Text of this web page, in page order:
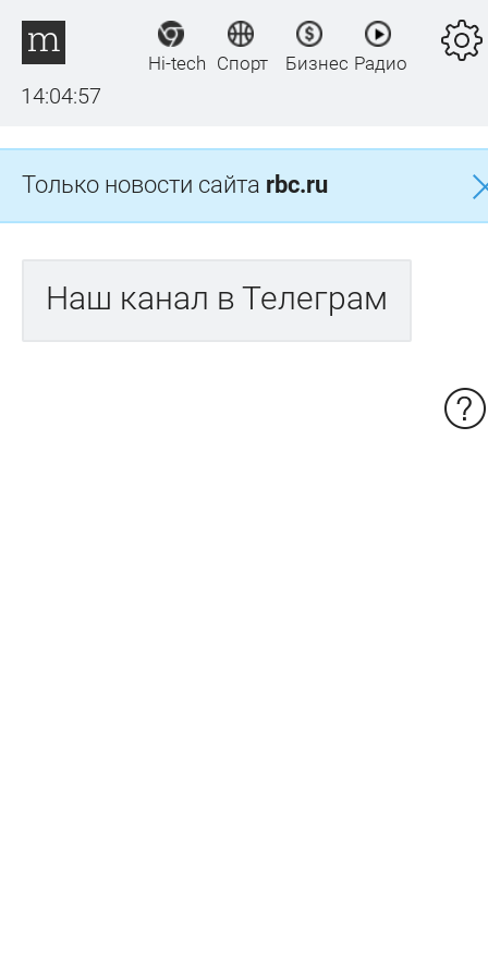
14:04:57
Hi-tech Спорт Бизнес Радио
Только новости сайта rbc.ru
Наш канал в Телеграм